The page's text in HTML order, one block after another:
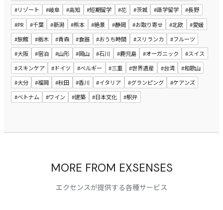
#リゾート
#岐阜 #高知 #短期留学 #花 #茨城 #語学留学
#長野
#PR
#千葉 #新潟 #熊本 #絶景 #静岡 #お取り寄せ #北欧
#愛媛
#旅館
#栃木 #青森 #食器 #おうち時間 #スリランカ
#フルーツ
#大阪
#宿泊 #山形 #岡山 #石川 #鹿児島 #オーガニック
#スイス
#スキンケア
#ドイツ #ベルギー #三重 #世界遺産 #台湾
#和歌山
#大分
#福岡 #秋田 #香川 #イタリア #グランピング
#ケアンズ
#ベトナム
#ワイン #建築 #日本文化 #駅弁
MORE FROM EXSENSES
エクセンスが提供する各種サービス